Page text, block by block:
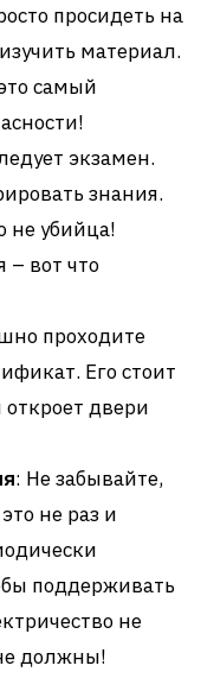
просидеть на
материал.
самый
экзамен.
знания.
не убийца!
– вот что
проходите
Его стоит
откроет двери
: Не забывайте,
не раз и
поддерживать
не
должны!